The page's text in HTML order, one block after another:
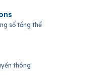
số tổng thể
thông